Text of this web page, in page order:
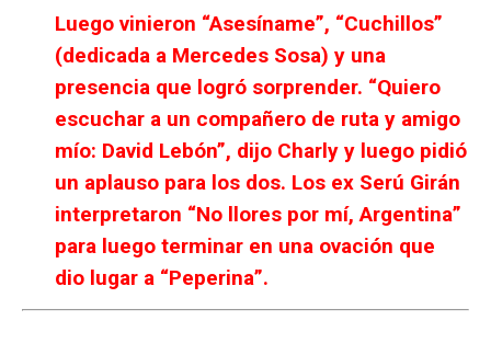
Luego vinieron “Asesíname”, “Cuchillos”
(dedicada a Mercedes Sosa) y una
presencia que logró sorprender. “Quiero
escuchar a un compañero de ruta y amigo
mío: David Lebón”, dijo Charly y luego pidió
un aplauso para los dos. Los ex Serú Girán
interpretaron “No llores por mí, Argentina”
para luego terminar en una ovación que
dio lugar a “Peperina”.